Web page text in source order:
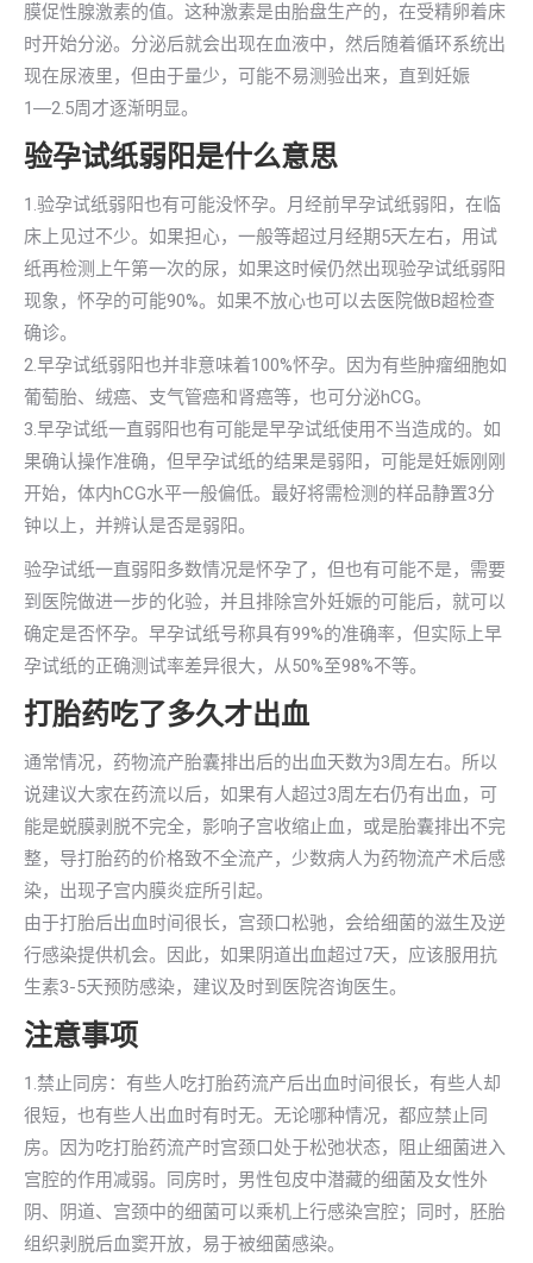
膜促性腺激素的值。这种激素是由胎盘生产的，在受精卵着床
时开始分泌。分泌后就会出现在血液中，然后随着循环系统出
现在尿液里，但由于量少，可能不易测验出来，直到妊娠
1―2.5周才逐渐明显。
验孕试纸弱阳是什么意思
1.验孕试纸弱阳也有可能没怀孕。月经前早孕试纸弱阳，在临
床上见过不少。如果担心，一般等超过月经期5天左右，用试
纸再检测上午第一次的尿，如果这时候仍然出现验孕试纸弱阳
现象，怀孕的可能90%。如果不放心也可以去医院做B超检查
确诊。
2.早孕试纸弱阳也并非意味着100%怀孕。因为有些肿瘤细胞如
葡萄胎、绒癌、支气管癌和肾癌等，也可分泌hCG。
3.早孕试纸一直弱阳也有可能是早孕试纸使用不当造成的。如
果确认操作准确，但早孕试纸的结果是弱阳，可能是妊娠刚刚
开始，体内hCG水平一般偏低。最好将需检测的样品静置3分
钟以上，并辨认是否是弱阳。
验孕试纸一直弱阳多数情况是怀孕了，但也有可能不是，需要
到医院做进一步的化验，并且排除宫外妊娠的可能后，就可以
确定是否怀孕。早孕试纸号称具有99%的准确率，但实际上早
孕试纸的正确测试率差异很大，从50%至98%不等。
打胎药吃了多久才出血
通常情况，药物流产胎囊排出后的出血天数为3周左右。所以
说建议大家在药流以后，如果有人超过3周左右仍有出血，可
能是蜕膜剥脱不完全，影响子宫收缩止血，或是胎囊排出不完
整，导打胎药的价格致不全流产，少数病人为药物流产术后感
染，出现子宫内膜炎症所引起。
由于打胎后出血时间很长，宫颈口松驰，会给细菌的滋生及逆
行感染提供机会。因此，如果阴道出血超过7天，应该服用抗
生素3-5天预防感染，建议及时到医院咨询医生。
注意事项
1.禁止同房：有些人吃打胎药流产后出血时间很长，有些人却
很短，也有些人出血时有时无。无论哪种情况，都应禁止同
房。因为吃打胎药流产时宫颈口处于松弛状态，阻止细菌进入
宫腔的作用减弱。同房时，男性包皮中潜藏的细菌及女性外
阴、阴道、宫颈中的细菌可以乘机上行感染宫腔；同时，胚胎
组织剥脱后血窦开放，易于被细菌感染。